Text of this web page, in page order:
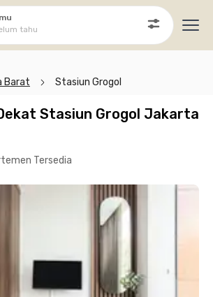
tahu
Barat Stasiun Grogol
Stasiun Grogol Jakarta
Tersedia